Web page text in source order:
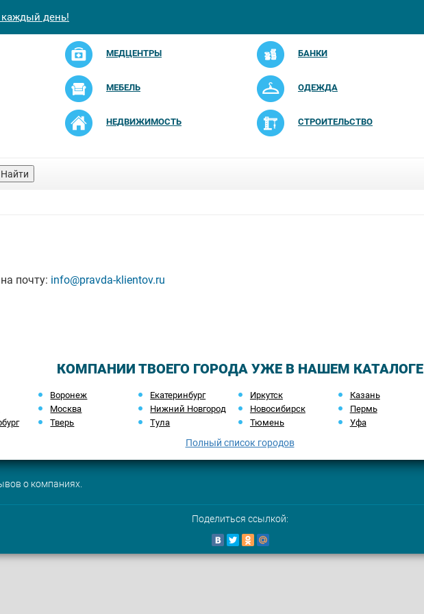
день!
МЕДЦЕНТРЫ БАНКИ
МЕБЕЛЬ ОДЕЖДА
НЕДВИЖИМОСТЬ СТРОИТЕЛЬСТВО
Найти
почту: info@pravda-klientov.ru
КОМПАНИИ ТВОЕГО ГОРОДА УЖЕ В НАШЕМ КАТАЛОГЕ
Воронеж Екатеринбург Иркутск Казань
Москва Нижний Новгород Новосибирск Пермь
Тверь Тула Тюмень Уфа
Полный список городов
о компаниях.
Поделиться ссылкой: